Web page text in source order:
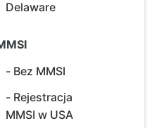
Delaware
- Bez MMSI
- Rejestracja
MMSI w USA